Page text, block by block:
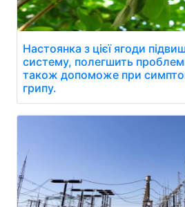
Настоянка з цієї ягоди
систему, полегшить
також допоможе при
грипу.